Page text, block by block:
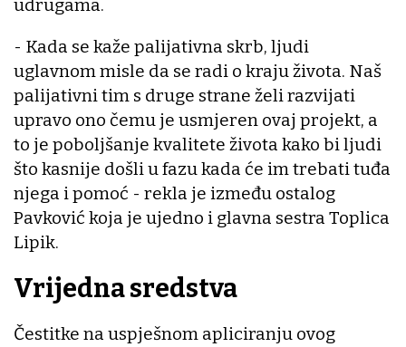
udrugama.
- Kada se kaže palijativna skrb, ljudi
uglavnom misle da se radi o kraju života. Naš
palijativni tim s druge strane želi razvijati
upravo ono čemu je usmjeren ovaj projekt, a
to je poboljšanje kvalitete života kako bi ljudi
što kasnije došli u fazu kada će im trebati tuđa
njega i pomoć - rekla je između ostalog
Pavković koja je ujedno i glavna sestra Toplica
Lipik.
Vrijedna sredstva
Čestitke na uspješnom apliciranju ovog